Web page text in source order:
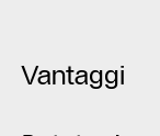
Vantaggi